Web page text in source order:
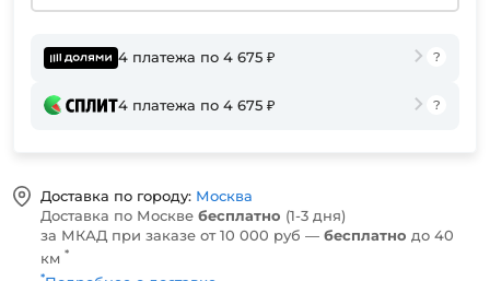
4 платежа по 4 675 ₽
4 платежа по 4 675 ₽
Доставка по городу: Москва
Доставка по Москве бесплатно (1-3 дня)
за МКАД при заказе от 10 000 руб — бесплатно до 40
км *
*